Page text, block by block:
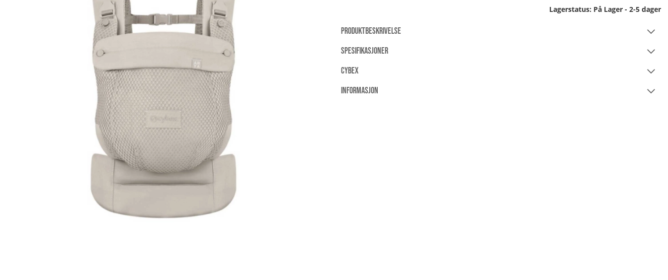
Lagerstatus: På Lager - 2-5 dager
PRODUKTBESKRIVELSE
SPESIFIKASJONER
CYBEX
INFORMASJON